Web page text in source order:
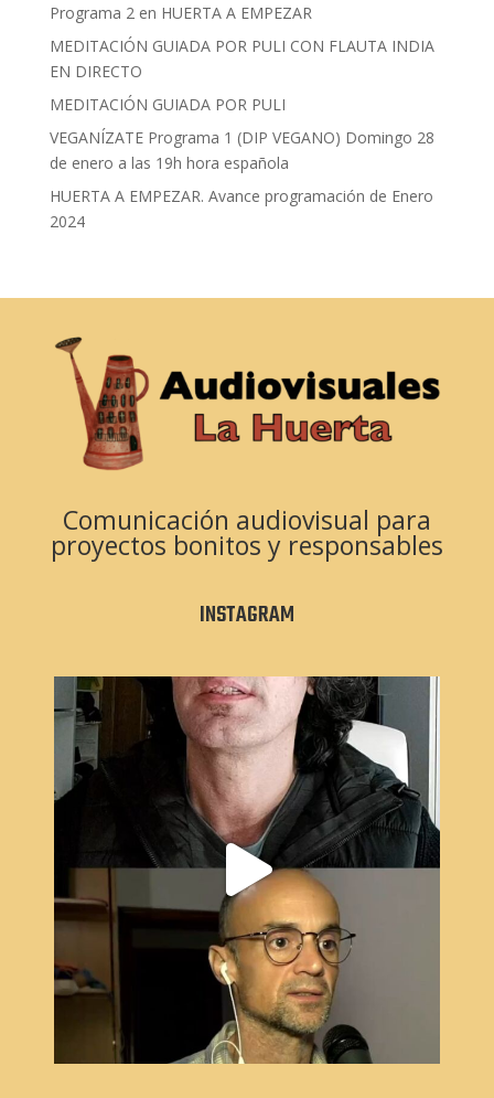
Programa 2 en HUERTA A EMPEZAR
MEDITACIÓN GUIADA POR PULI CON FLAUTA INDIA
EN DIRECTO
MEDITACIÓN GUIADA POR PULI
VEGANÍZATE Programa 1 (DIP VEGANO) Domingo 28
de enero a las 19h hora española
HUERTA A EMPEZAR. Avance programación de Enero
2024
Comunicación audiovisual para
proyectos bonitos y responsables
INSTAGRAM